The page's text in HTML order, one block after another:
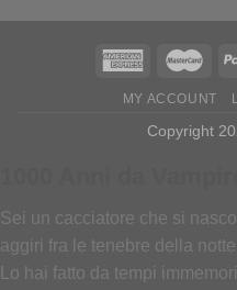
MY ACCOUNT
Copyright
Sei un cacciatore che si
aggiri fra le tenebre della
Lo hai fatto da tempi